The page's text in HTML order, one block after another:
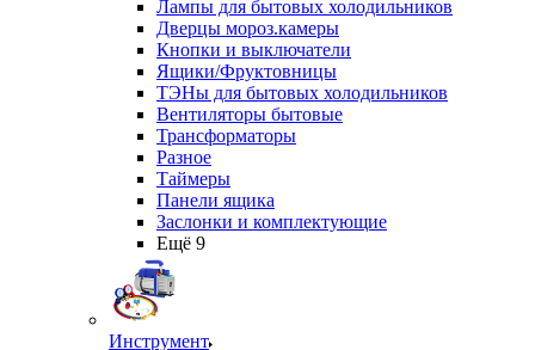
Лампы для бытовых холодильников
Дверцы мороз.камеры
Кнопки и выключатели
Ящики/Фруктовницы
ТЭНы для бытовых холодильников
Вентиляторы бытовые
Трансформаторы
Разное
Таймеры
Панели ящика
Заслонки и комплектующие
Ещё 9
Инструмент